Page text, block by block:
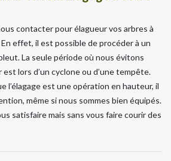
contacter pour élagueur vos arbres à
effet, il est possible de procéder à un
La seule période où nous évitons
lors d’un cyclone ou d’une tempête.
l’élagage est une opération en hauteur, il
même si nous sommes bien équipés.
satisfaire mais sans vous faire courir des